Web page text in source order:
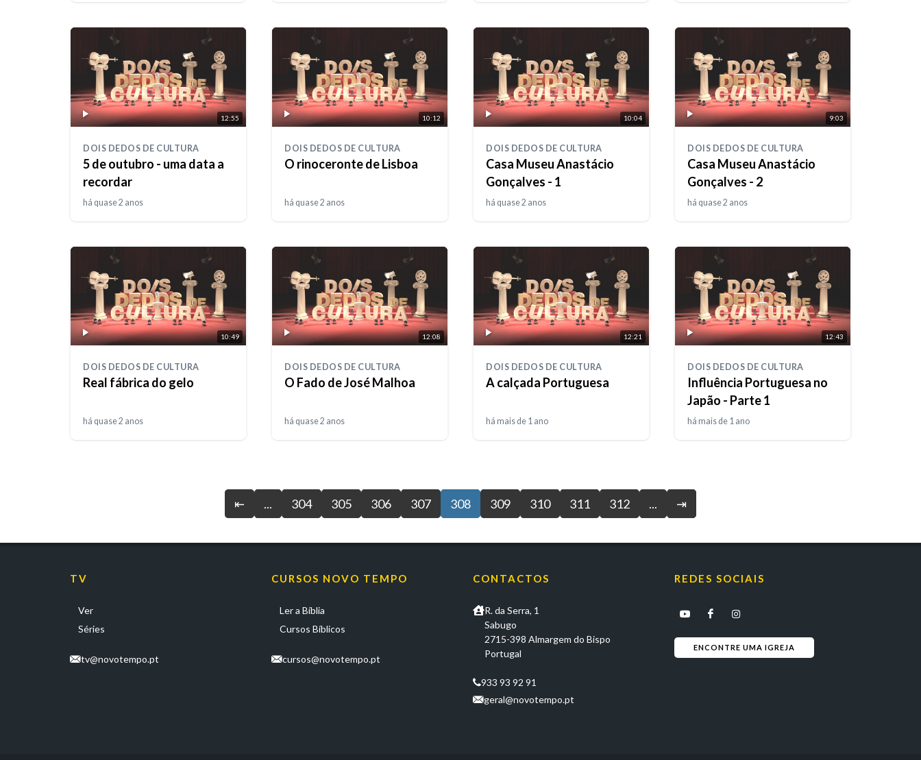
12:55
DOIS DEDOS DE CULTURA
5 de outubro - uma data a
recordar
há quase 2 anos
10:12
DOIS DEDOS DE CULTURA
O rinoceronte de Lisboa
há quase 2 anos
10:04
DOIS DEDOS DE CULTURA
Casa Museu Anastácio
Gonçalves - 1
há quase 2 anos
9:03
DOIS DEDOS DE CULTURA
Casa Museu Anastácio
Gonçalves - 2
há quase 2 anos
10:49
DOIS DEDOS DE CULTURA
Real fábrica do gelo
há quase 2 anos
12:08
DOIS DEDOS DE CULTURA
O Fado de José Malhoa
há quase 2 anos
12:21
DOIS DEDOS DE CULTURA
A calçada Portuguesa
há mais de 1 ano
12:43
DOIS DEDOS DE CULTURA
Influência Portuguesa no
Japão - Parte 1
há mais de 1 ano
⇤ ... 304 305 306 307 308 309 310 311 312 ... ⇥
TV
Ver
Séries
tv@novotempo.pt
CURSOS NOVO TEMPO
Ler a Bíblia
Cursos Bíblicos
cursos@novotempo.pt
CONTACTOS
R. da Serra, 1
Sabugo
2715-398 Almargem do Bispo
Portugal
933 93 92 91
geral@novotempo.pt
REDES SOCIAIS
ENCONTRE UMA IGREJA